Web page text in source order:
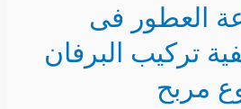
العطور فى
تركيب البرفان
مربح